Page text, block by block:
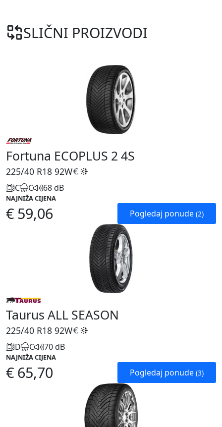
SLIČNI PROIZVODI
Fortuna ECOPLUS 2 4S
225/40 R18 92W
C C 68 dB
NAJNIŽA CIJENA
€ 59,06 Pogledaj ponude (2)
Taurus ALL SEASON
225/40 R18 92W
D C 70 dB
NAJNIŽA CIJENA
€ 65,70 Pogledaj ponude (3)